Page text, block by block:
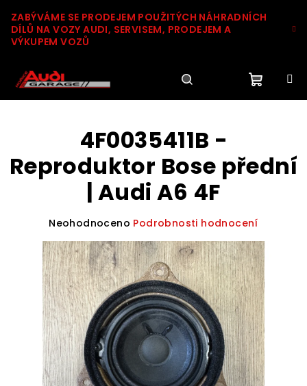
na
obsah
ZABÝVÁME SE PRODEJEM POUŽITÝCH NÁHRADNÍCH
DÍLŮ NA VOZY AUDI, SERVISEM, PRODEJEM A
VÝKUPEM VOZŮ
HledatPřihlášení
4F0035411B -
Reproduktor Bose přední
| Audi A6 4F
Průměrné
produktu
je
0,0
z
5
hvězdiček.
Neohodnoceno Podrobnosti hodnocení